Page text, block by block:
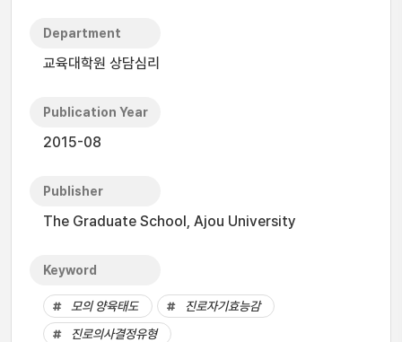
Department
교육대학원 상담심리
Publication Year
2015-08
Publisher
The Graduate School, Ajou University
Keyword
모의 양육태도
진로자기효능감
진로의사결정유형